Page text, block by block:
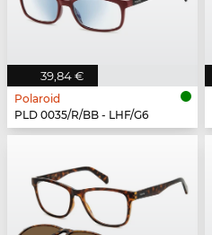
39,84 €
Polaroid
PLD 0035/R/BB - LHF/G6